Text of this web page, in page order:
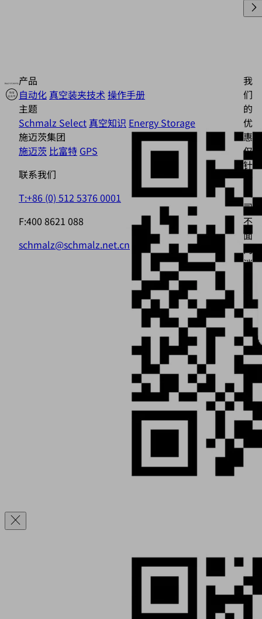
产品
自动化 真空装夹技术 操作手册
主题
Schmalz Select 真空知识 Energy Storage
施迈茨集团
施迈茨 比富特 GPS
联系我们
T:+86 (0) 512 5376 0001
F:400 8621 088
schmalz@schmalz.net.cn
我
们
的
优
惠
仅
针
对
司，
不
面
向
消